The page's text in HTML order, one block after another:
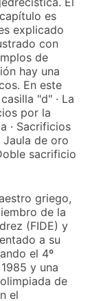
es
explicado
con
de
hay una
En este
"d" · La
por la
· Sacrificios
Jaula de oro
sacrificio
griego,
de la
(FIDE) y
a su
el 4º
y una
de
el